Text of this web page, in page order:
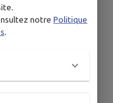
à fédération FCPN –
Populaire
notre Politique
.